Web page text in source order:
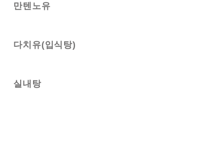
만텐노유
다치유(입식탕)
실내탕